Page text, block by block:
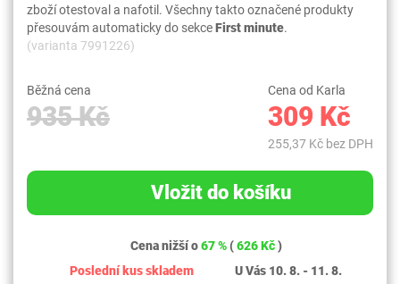
zboží otestoval a nafotil. Všechny takto označené produkty
přesouvám automaticky do sekceFirst minute.
(varianta 7991226)
Běžná cena
935 Kč
Cena od Karla
309 Kč
255,37 Kč bez DPH
Vložit do košíku
Cena nižší o67 %(626 Kč)
Poslední kus skladem
U Vás 10. 8. - 11. 8.